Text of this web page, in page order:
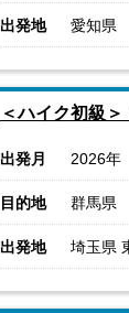
出発地 愛知県
＜ハイク初級
出発月 2026
目的地 群馬県
出発地 埼玉県